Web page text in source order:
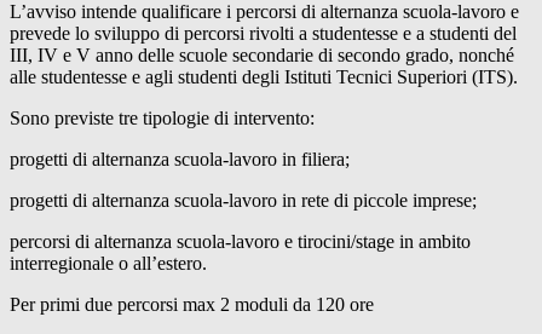
L’avviso intende qualificare i percorsi di alternanza scuola-lavoro e
prevede lo sviluppo di percorsi rivolti a studentesse e a studenti del
III, IV e V anno delle scuole secondarie di secondo grado, nonché
alle studentesse e agli studenti degli Istituti Tecnici Superiori (ITS).
Sono previste tre tipologie di intervento:
progetti di alternanza scuola-lavoro in filiera;
progetti di alternanza scuola-lavoro in rete di piccole imprese;
percorsi di alternanza scuola-lavoro e tirocini/stage in ambito
interregionale o all’estero.
Per primi due percorsi max 2 moduli da 120 ore